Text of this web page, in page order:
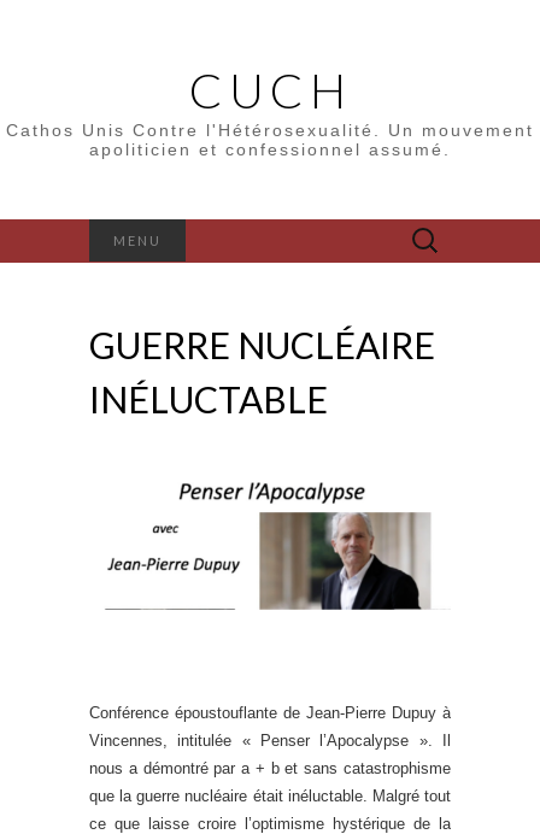
CUCH
Cathos Unis Contre l'Hétérosexualité. Un mouvement
apoliticien et confessionnel assumé.
MENU Rechercher :
GUERRE NUCLÉAIRE
INÉLUCTABLE
Conférence époustouflante de Jean-Pierre Dupuy à
Vincennes, intitulée « Penser l’Apocalypse ». Il
nous a démontré par a + b et sans catastrophisme
que la guerre nucléaire était inéluctable. Malgré tout
ce que laisse croire l’optimisme hystérique de la